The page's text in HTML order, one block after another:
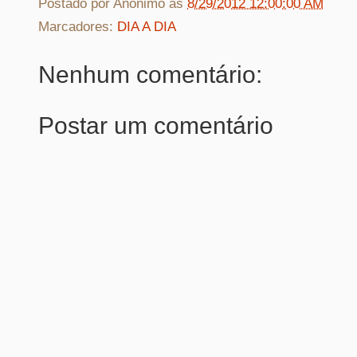
Postado por Anônimo às 8/29/2012 12:00:00 AM
Marcadores: DIA A DIA
Nenhum comentário:
Postar um comentário